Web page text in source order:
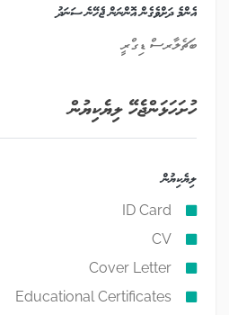
އެންމެ ދަށްވެގެން އޮންނަން ޖެހޭނެ ސަނަދު
ބަޗެލާރސް ޑިގްރީ
ހުށަހަޅަންޖެހޭ ލިޔެކިޔުން
ލިޔެކިޔުން
ID Card
CV
Cover Letter
Educational Certificates